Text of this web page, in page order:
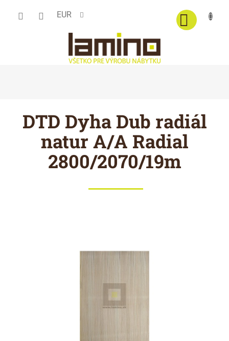
EUR
DTD Dyha Dub radiál
natur A/A Radial
2800/2070/19m